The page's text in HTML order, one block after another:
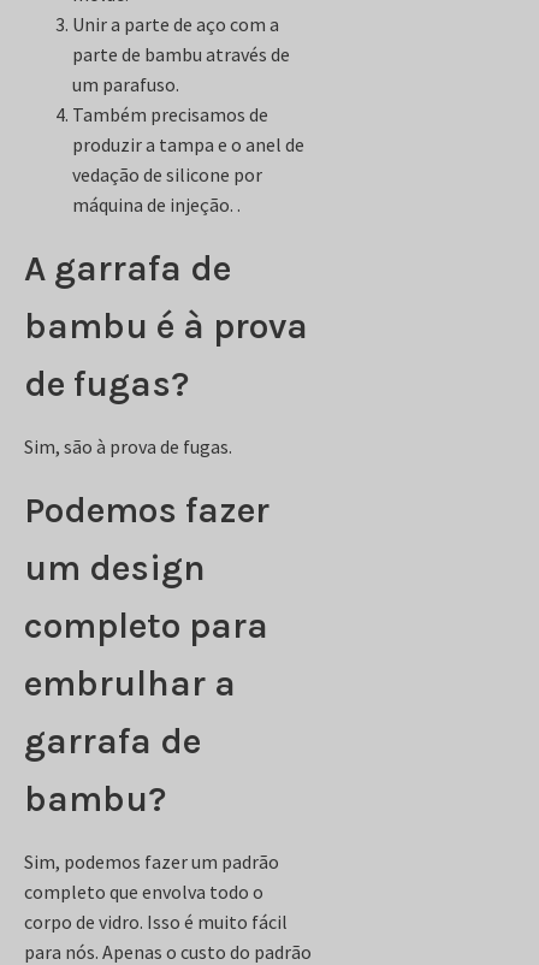
Unir a parte de aço com a
parte de bambu através de
um parafuso.
Também precisamos de
produzir a tampa e o anel de
vedação de silicone por
máquina de injeção. .
A garrafa de
bambu é à prova
de fugas?
Sim, são à prova de fugas.
Podemos fazer
um design
completo para
embrulhar a
garrafa de
bambu?
Sim, podemos fazer um padrão
completo que envolva todo o
corpo de vidro. Isso é muito fácil
para nós. Apenas o custo do padrão